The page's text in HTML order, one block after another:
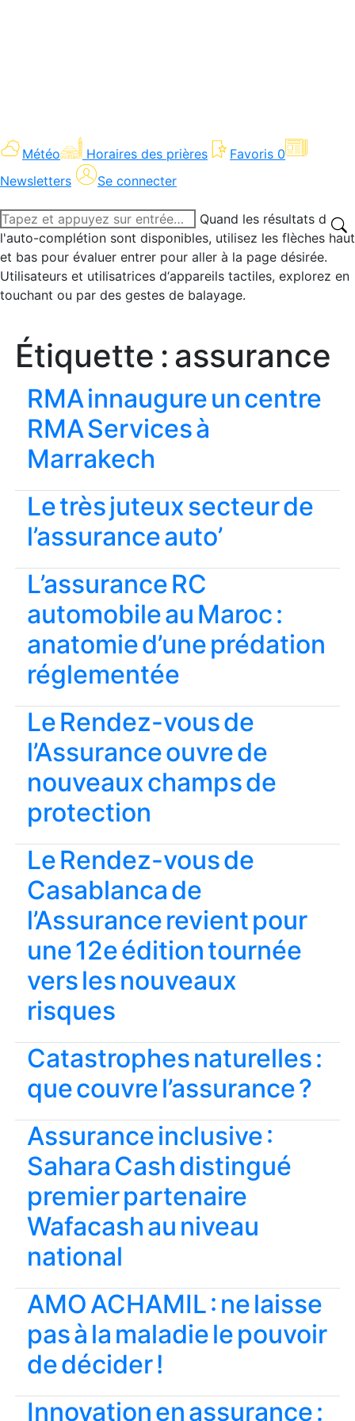
Météo Horaires des prières Favoris 0
Newsletters
Se connecter
Recherche
:
Quand les résultats de
l'auto-complétion sont disponibles, utilisez les flèches haut
et bas pour évaluer entrer pour aller à la page désirée.
Utilisateurs et utilisatrices d‘appareils tactiles, explorez en
touchant ou par des gestes de balayage.
Étiquette : assurance
RMA innaugure un centre
RMA Services à
Marrakech
Le très juteux secteur de
l’assurance auto’
L’assurance RC
automobile au Maroc :
anatomie d’une prédation
réglementée
Le Rendez-vous de
l’Assurance ouvre de
nouveaux champs de
protection
Le Rendez-vous de
Casablanca de
l’Assurance revient pour
une 12e édition tournée
vers les nouveaux
risques
Catastrophes naturelles :
que couvre l’assurance ?
Assurance inclusive :
Sahara Cash distingué
premier partenaire
Wafacash au niveau
national
AMO ACHAMIL : ne laisse
pas à la maladie le pouvoir
de décider !
Innovation en assurance :